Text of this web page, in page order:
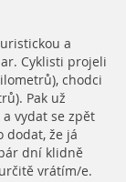
a
Cyklisti projeli
chodci
Pak už
vydat se zpět
dodat, že já
dní klidně
vrátím/e.